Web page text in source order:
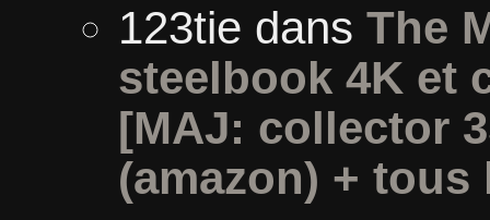
123tie dans The
steelbook 4K et
[MAJ: collector
(amazon) +